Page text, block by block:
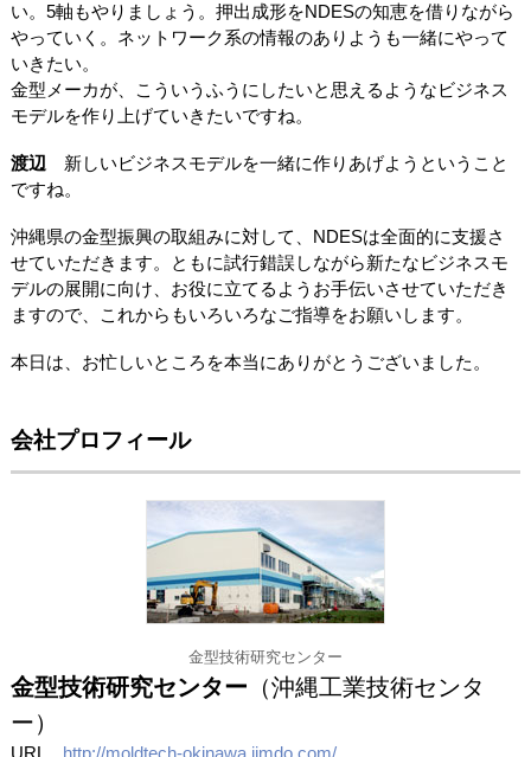
い。5軸もやりましょう。押出成形をNDESの知恵を借りながら
やっていく。ネットワーク系の情報のありようも一緒にやって
いきたい。
金型メーカが、こういうふうにしたいと思えるようなビジネス
モデルを作り上げていきたいですね。
渡辺 新しいビジネスモデルを一緒に作りあげようということ
ですね。
沖縄県の金型振興の取組みに対して、NDESは全面的に支援さ
せていただきます。ともに試行錯誤しながら新たなビジネスモ
デルの展開に向け、お役に立てるようお手伝いさせていただき
ますので、これからもいろいろなご指導をお願いします。
本日は、お忙しいところを本当にありがとうございました。
会社プロフィール
金型技術研究センター
金型技術研究センター （沖縄工業技術センタ
ー）